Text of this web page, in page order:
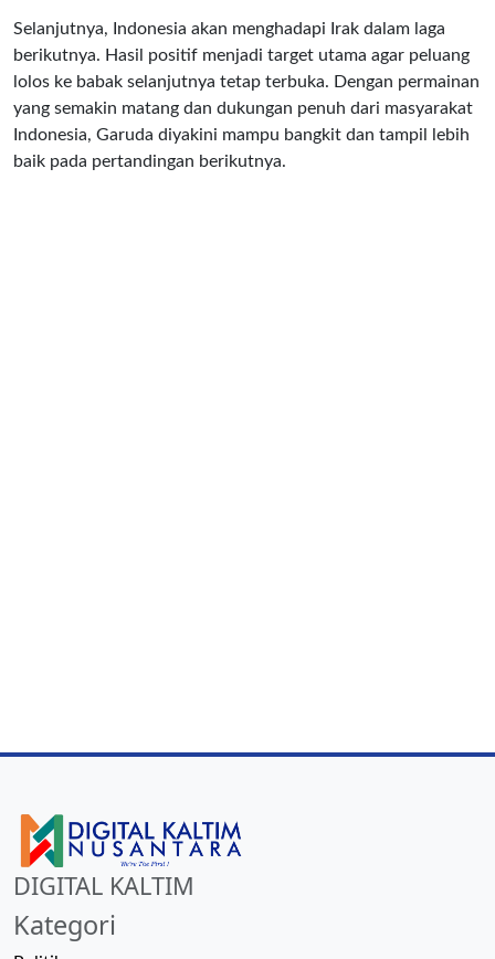
Selanjutnya, Indonesia akan menghadapi Irak dalam laga
berikutnya. Hasil positif menjadi target utama agar peluang
lolos ke babak selanjutnya tetap terbuka. Dengan permainan
yang semakin matang dan dukungan penuh dari masyarakat
Indonesia, Garuda diyakini mampu bangkit dan tampil lebih
baik pada pertandingan berikutnya.
DIGITAL KALTIM
Kategori